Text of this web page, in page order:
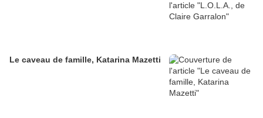
Le caveau de famille, Katarina Mazetti